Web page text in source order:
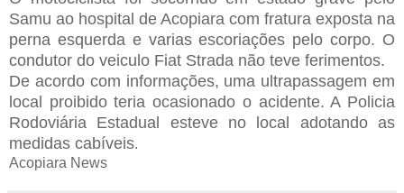
Samu ao hospital de Acopiara com fratura exposta na
perna esquerda e varias escoriações pelo corpo. O
condutor do veiculo Fiat Strada não teve ferimentos.
De acordo com informações, uma ultrapassagem em
local proibido teria ocasionado o acidente. A Policia
Rodoviária Estadual esteve no local adotando as
medidas cabíveis.
Acopiara News